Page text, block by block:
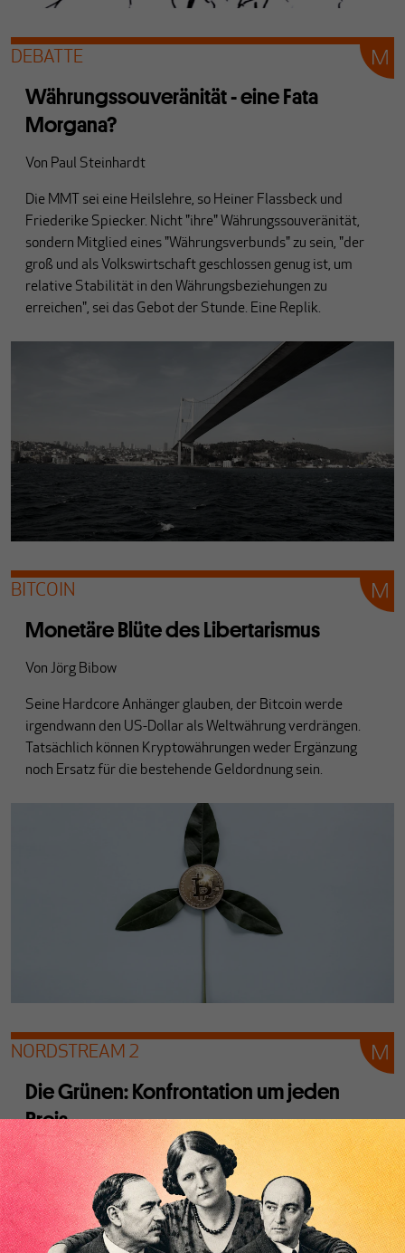
DEBATTE
Währungssouveränität - eine Fata
Morgana?
Von Paul Steinhardt
Die MMT sei eine Heilslehre, so Heiner Flassbeck und
Friederike Spiecker. Nicht "ihre" Währungssouveränität,
sondern Mitglied eines "Währungsverbunds" zu sein, "der
groß und als Volkswirtschaft geschlossen genug ist, um
relative Stabilität in den Währungsbeziehungen zu
erreichen", sei das Gebot der Stunde. Eine Replik.
BITCOIN
Monetäre Blüte des Libertarismus
Von Jörg Bibow
Seine Hardcore Anhänger glauben, der Bitcoin werde
irgendwann den US-Dollar als Weltwährung verdrängen.
Tatsächlich können Kryptowährungen weder Ergänzung
noch Ersatz für die bestehende Geldordnung sein.
NORDSTREAM 2
Die Grünen: Konfrontation um jeden
Preis
VonFranz Garnreiter
Die Gaspreise liegen höher als vor dem Corona-
Wirtschaftseinbruch. Die Schuld Putins, meinen die
Grünen. Woher aber kommen Knappheit und Preisanstieg,